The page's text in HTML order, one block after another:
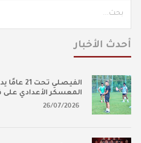
أحدث الأخبار
الفيصلي
المعسكر الأعدادي على
26/07/2026